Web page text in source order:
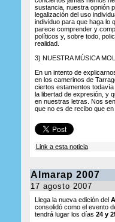
sustancia, nuestra opnión
legalización del uso
individuo para que haga lo
parece comprender y
políticos y, sobre todo,
realidad.
3) NUESTRA MÚSICA
En un intento de
en los camerinos de
ciertos estamentos
la libertad de expresión, y
en nuestras letras. Nos
que no es de recibo que
Link a esta noticia
Almarap 2007
17 agosto 2007
Llega la nueva edición del
consolidó como el evento
tendrá lugar los días 24 y